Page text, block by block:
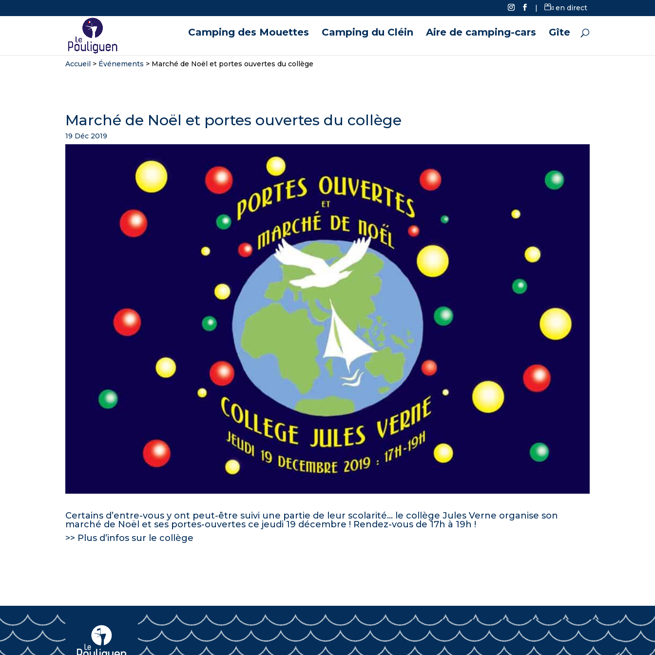
| en direct
Camping des Mouettes Camping du Cléin Aire de camping-cars Gîte
Accueil > Événements > Marché de Noël et portes ouvertes du collège
Marché de Noël et portes ouvertes du collège
19 Déc 2019
Certains d’entre-vous y ont peut-être suivi une partie de leur scolarité… le collège Jules Verne organise son
marché de Noël et ses portes-ouvertes ce jeudi 19 décembre ! Rendez-vous de 17h à 19h !
>> Plus d’infos sur le collège